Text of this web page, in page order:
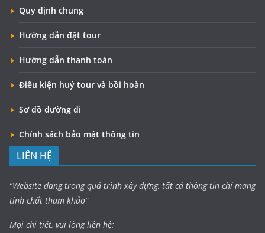
Quy định chung
Hướng dẫn đặt tour
Hướng dẫn thanh toán
Điều kiện huỷ tour và bồi hoàn
Sơ đồ đường đi
Chính sách bảo mật thông tin
LIÊN HỆ
“Website đang trong quá trình xây dựng, tất cả thông tin chỉ mang
tính chất tham khảo”
Mọi chi tiết, vui lòng liên hệ: